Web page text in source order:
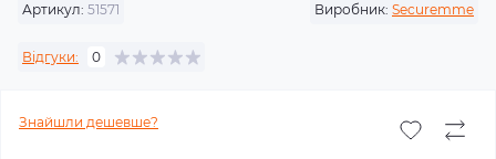
Артикул: 51571 Виробник: Securemme
Відгуки: 0
Знайшли дешевше?